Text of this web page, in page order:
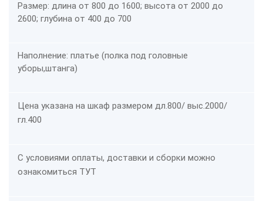
Размер: длина от 800 до 1600; высота от 2000 до
2600; глубина от 400 до 700
Наполнение: платье (полка под головные
уборы,штанга)
Цена указана на шкаф размером дл.800/ выс.2000/
гл.400
С условиями оплаты, доставки и сборки можно
ознакомиться ТУТ